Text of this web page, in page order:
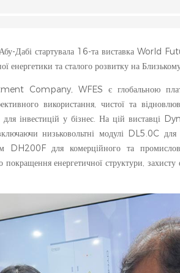
Дабі стартувала 16-та виставка
та сталого розвитку на
Company, WFES є глобальною
використання, чистої та
інвестицій у бізнес. На цій виставці
низьковольтні модулі DL5.0C для
DH200F для комерційного та
енергетичної структури, захисту